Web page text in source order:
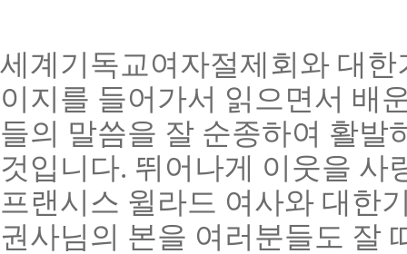
세계기독교여자절제회와 대
이지를 들어가서 읽으면서 배
들의 말씀을 잘 순종하여 활발
것입니다. 뛰어나게 이웃을 사
프랜시스 윌라드 여사와 대한
권사님의 본을 여러분들도 잘